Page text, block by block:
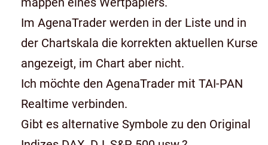
Im AgenaTrader werden in der Liste und in
der Chartskala die korrekten aktuellen Kurse
angezeigt, im Chart aber nicht.
Ich möchte den AgenaTrader mit TAI-PAN
Realtime verbinden.
Gibt es alternative Symbole zu den Original